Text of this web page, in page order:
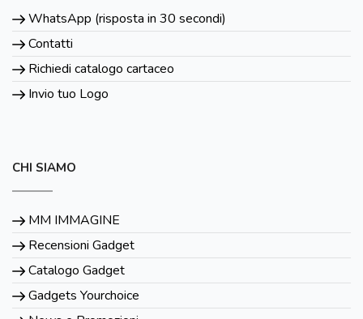
WhatsApp (risposta in 30 secondi)
Contatti
Richiedi catalogo cartaceo
Invio tuo Logo
CHI SIAMO
MM IMMAGINE
Recensioni Gadget
Catalogo Gadget
Gadgets Yourchoice